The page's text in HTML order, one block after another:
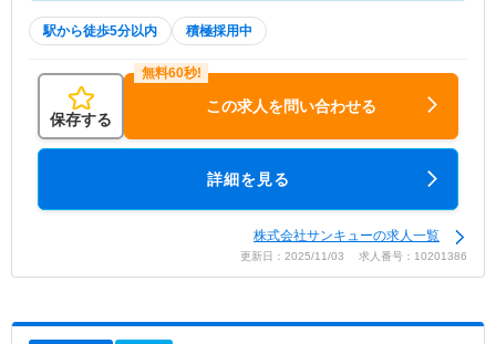
駅から徒歩5分以内 積極採用中
保存する
この求人を問い合わせる
詳細を見る
株式会社サンキューの求人一覧
更新日：2025/11/03 求人番号：10201386